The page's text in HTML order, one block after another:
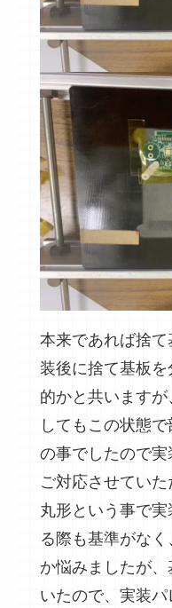
本来であれば捨
装後に捨て基板
的かと共います
してもこの状態
の事でしたので
ご対応させていた
丸形という事で
る際も基準がな
か悩みましたが
いたので、実装